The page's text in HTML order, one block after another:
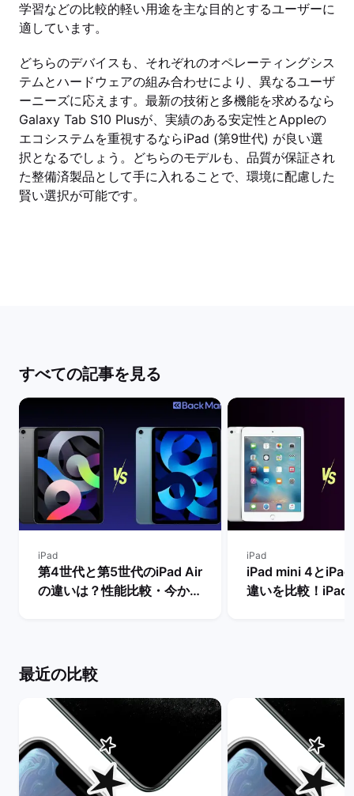
学習などの比較的軽い用途を主な目的とするユーザーに
適しています。
どちらのデバイスも、それぞれのオペレーティングシス
テムとハードウェアの組み合わせにより、異なるユーザ
ーニーズに応えます。最新の技術と多機能を求めるなら
Galaxy Tab S10 Plusが、実績のある安定性とAppleの
エコシステムを重視するならiPad (第9世代) が良い選
択となるでしょう。どちらのモデルも、品質が保証され
た整備済製品として手に入れることで、環境に配慮した
賢い選択が可能です。
すべての記事を見る
iPad
第4世代と第5世代のiPad Air
の違いは？性能比較・今から
iPad
iPad mini 4と
違いを比較！iPad
最近の比較